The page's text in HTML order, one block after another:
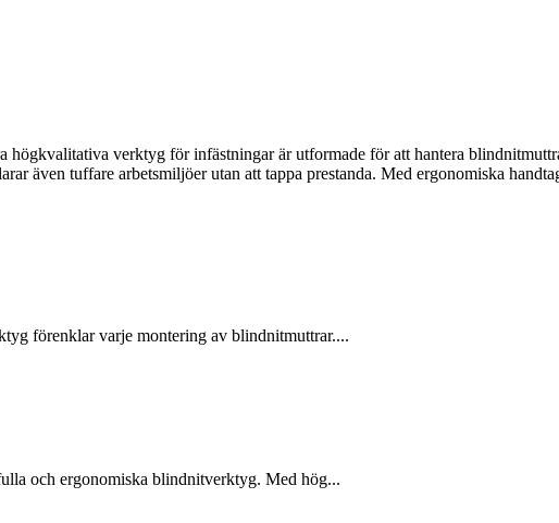
högkvalitativa verktyg för infästningar är utformade för att hantera
även tuffare arbetsmiljöer utan att tappa prestanda. Med ergonomiska
förenklar varje montering av blindnitmuttrar....
och ergonomiska blindnitverktyg. Med hög...